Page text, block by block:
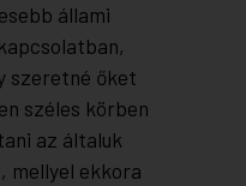
állami
szeretné őket
széles körben
az általuk
mellyel ekkora